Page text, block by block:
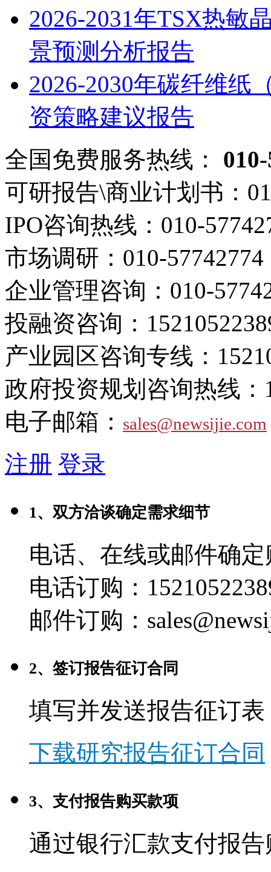
2026-2031年TSX热敏
景预测分析报告
2026-2030年碳纤维纸
资策略建议报告
全国免费服务热线：
可研报告\商业计划书：
IPO咨询热线： 010-
市场调研： 010-57742774
企业管理咨询： 010-
投融资咨询：
产业园区咨询专线：
政府投资规划咨询热线：
电子邮箱： sales@newsijie.com
注册 登录
1、双方洽谈确定需求细节
电话、在线或邮件确
电话订购：
邮件订购：
2、签订报告征订合同
填写并发送报告征订表
下载研究报告征订合同
3、支付报告购买款项
通过银行汇款支付报